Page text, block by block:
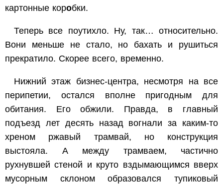
картонные коробки.
Теперь все поутихло. Ну, так… относительно.
Вони меньше не стало, но бахать и рушиться
прекратило. Скорее всего, временно.
Нижний этаж бизнес-центра, несмотря на все
перипетии, остался вполне пригодным для
обитания. Его обжили. Правда, в главный
подъезд лет десять назад вогнали за каким-то
хреном ржавый трамвай, но конструкция
выстояла. А между трамваем, частично
рухнувшей стеной и круто вздымающимся вверх
мусорным склоном образовался тупиковый